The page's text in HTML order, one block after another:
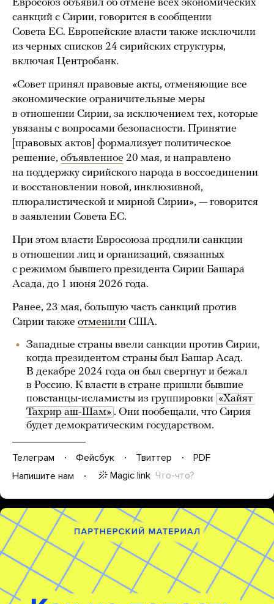
Евросоюз объявил об отмене всех экономических
санкций с Сирии, говорится в сообщении
Совета ЕС. Европейские власти также исключили
из черных списков 24 сирийских структуры,
включая Центробанк.
«Совет принял правовые акты, отменяющие все
экономические ограничительные меры
в отношении Сирии, за исключением тех, которые
увязаны с вопросами безопасности. Принятие
[правовых актов] формализует политическое
решение, объявленное 20 мая, и направлено
на поддержку сирийского народа в воссоединении
и восстановлении новой, инклюзивной,
плюралистической и мирной Сирии», — говорится
в заявлении Совета ЕС.
При этом власти Евросоюза продлили санкции
в отношении лиц и организаций, связанных
с режимом бывшего президента Сирии Башара
Асада, до 1 июня 2026 года.
Ранее, 23 мая, большую часть санкций против
Сирии также отменили США.
Западные страны ввели санкции против Сирии,
когда президентом страны был Башар Асад.
В декабре 2024 года он был свергнут и бежал
в Россию. К власти в стране пришли бывшие
повстанцы-исламисты из группировки «Хайят
Тахрир аш-Шам» . Они пообещали, что Сирия
будет демократическим государством.
Телеграм Фейсбук Твиттер
PDF
Напишите нам
Magic link Что-что?